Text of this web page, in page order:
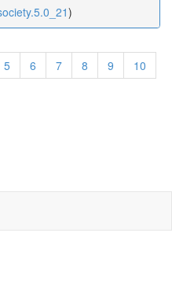
)
5 6 7 8 9
10